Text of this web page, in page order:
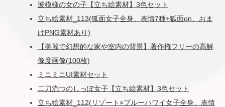
波模様の女の子【立ち絵素材】3色セット
立ち絵素材_113(狐面女子全身、表情7種+狐面on、おま
けPNG素材あり)
【美麗で幻想的な家や室内の背景】著作権フリーの高解
像度画像(100枚)
ミニミニUI素材セット
二刀流つのしっぽ女子【立ち絵素材】3色セット
立ち絵素材_112(リゾート×ブルーハワイ女子全身、表情